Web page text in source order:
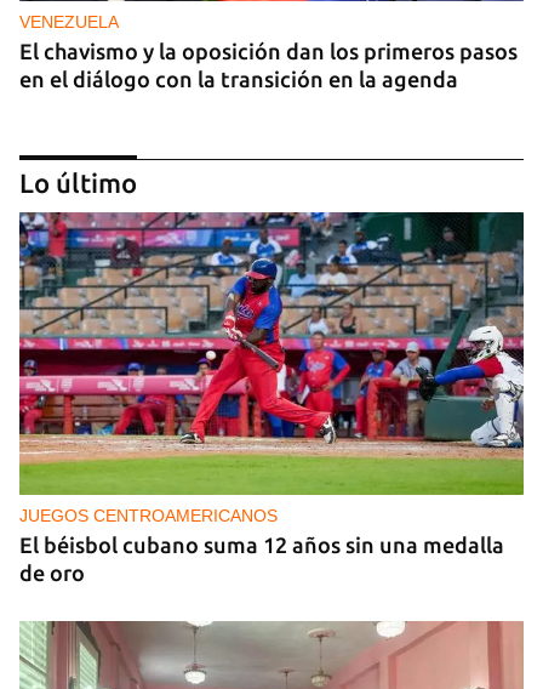
VENEZUELA
El chavismo y la oposición dan los primeros pasos
en el diálogo con la transición en la agenda
NICARAGUA
EE UU propone a la OEA convocar a los
cancilleres para "tomar medidas" contra las
decisiones de Ortega
Lo último
JUEGOS CENTROAMERICANOS
El béisbol cubano suma 12 años sin una medalla
de oro